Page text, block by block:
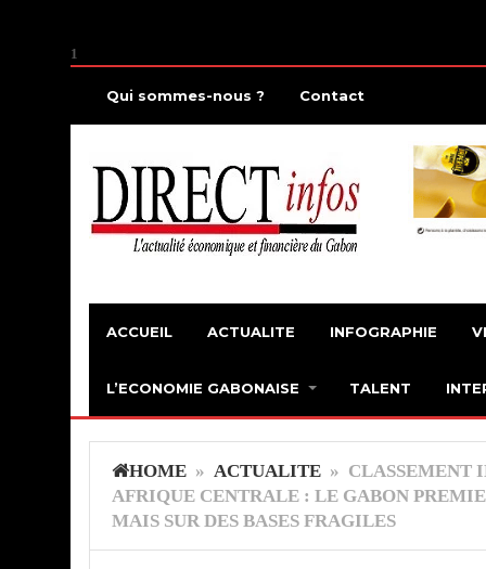
1
Qui sommes-nous ? Contact
ACCUEIL ACTUALITE INFOGRAPHIE
L’ECONOMIE GABONAISE TALENT
HOME » ACTUALITE » CLASSEMENT
AFRIQUE CENTRALE : LE GABON
MAIS SUR DES BASES FRAGILES